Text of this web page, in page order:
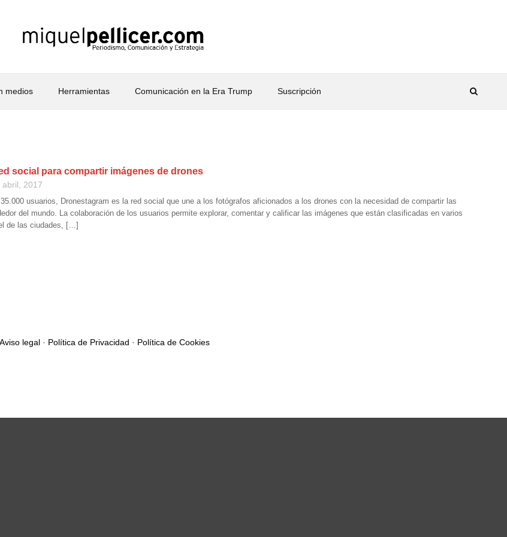
medios Herramientas Comunicación en la Era Trump Suscripción
social para compartir imágenes de drones
abril, 2017
35.000 usuarios, Dronestagram es la red social que une a los fotógrafos aficionados a los drones con la necesidad de compartir las
del mundo. La colaboración de los usuarios permite explorar, comentar y calificar las imágenes que están clasificadas en varios
de las ciudades, […]
Aviso legal· Política de Privacidad · Política de Cookies